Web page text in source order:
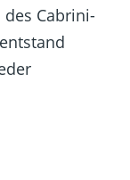
des Cabrini-